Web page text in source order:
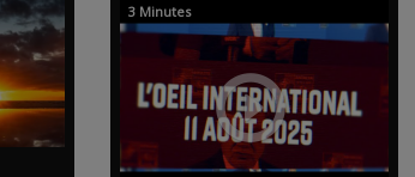
3 Minutes